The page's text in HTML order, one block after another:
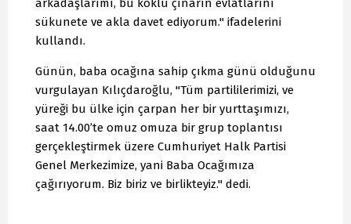
arkadaşlarımı, bu köklü çınarın evlatlarını
sükunete ve akla davet ediyorum." ifadelerini
kullandı.
Günün, baba ocağına sahip çıkma günü olduğunu
vurgulayan Kılıçdaroğlu, "Tüm partililerimizi, ve
yüreği bu ülke için çarpan her bir yurttaşımızı,
saat 14.00’te omuz omuza bir grup toplantısı
gerçekleştirmek üzere Cumhuriyet Halk Partisi
Genel Merkezimize, yani Baba Ocağımıza
çağırıyorum. Biz biriz ve birlikteyiz." dedi.